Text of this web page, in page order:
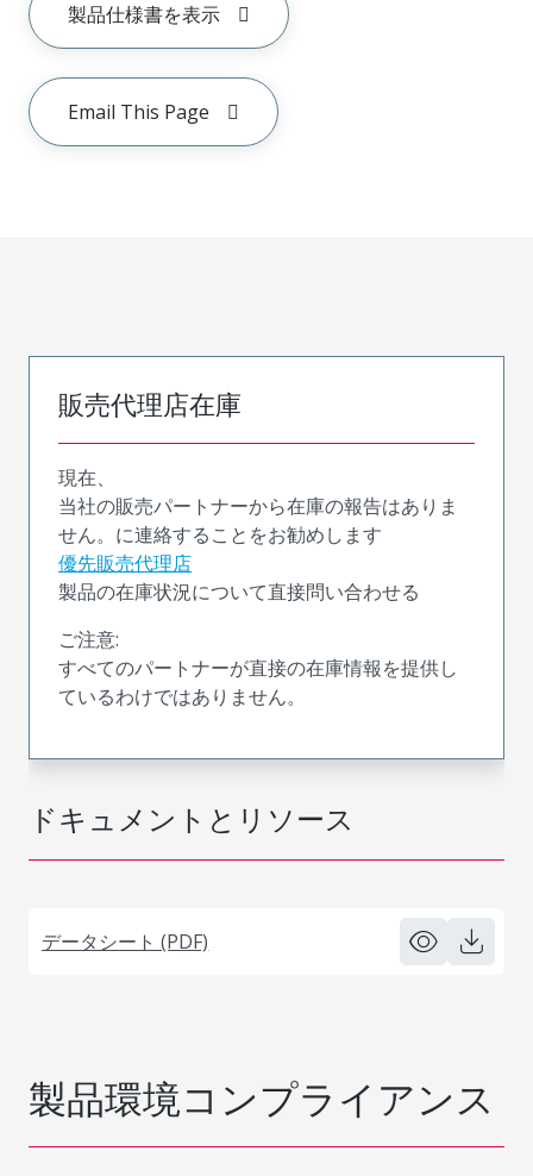
製品仕様書を表示
Email This Page
ドキュメントとリソース
データシート (PDF)
販売代理店在庫
現在、
当社の販売パートナーから在庫の報告はありま
せん。に連絡することをお勧めします
優先販売代理店
製品の在庫状況について直接問い合わせる
ご注意:
すべてのパートナーが直接の在庫情報を提供し
ているわけではありません。
製品環境コンプライアンス